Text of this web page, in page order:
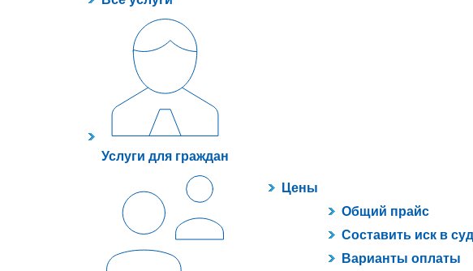
Услуги для граждан
Цены
Общий прайс
Составить иск в суд
Варианты оплаты